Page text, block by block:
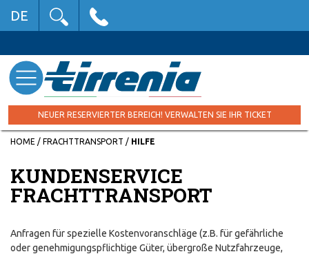
DE
NEUER RESERVIERTER BEREICH! VERWALTEN SIE IHR TICKET
HOME / FRACHTTRANSPORT / HILFE
KUNDENSERVICE
FRACHTTRANSPORT
Anfragen für spezielle Kostenvoranschläge (z.B. für gefährliche
oder genehmigungspflichtige Güter, übergroße Nutzfahrzeuge,